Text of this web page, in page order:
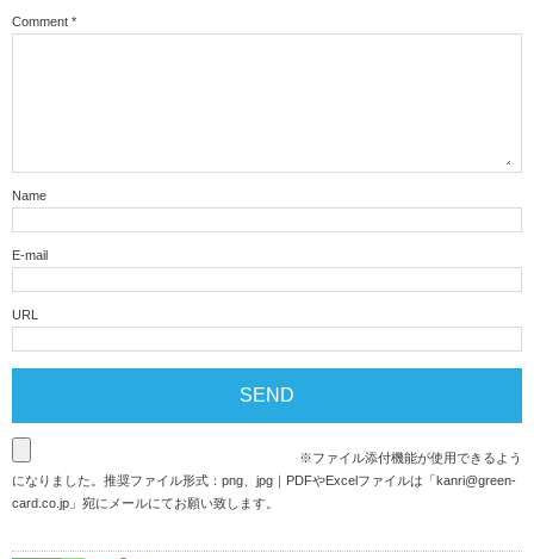
Comment *
Name
E-mail
URL
※ファイル添付機能が使用できるよう
になりました。推奨ファイル形式：png、jpg｜PDFやExcelファイルは「kanri@green-
card.co.jp 」宛にメールにてお願い致します。